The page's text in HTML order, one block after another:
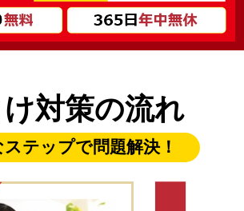
対策の流れ
テップで問題解決！